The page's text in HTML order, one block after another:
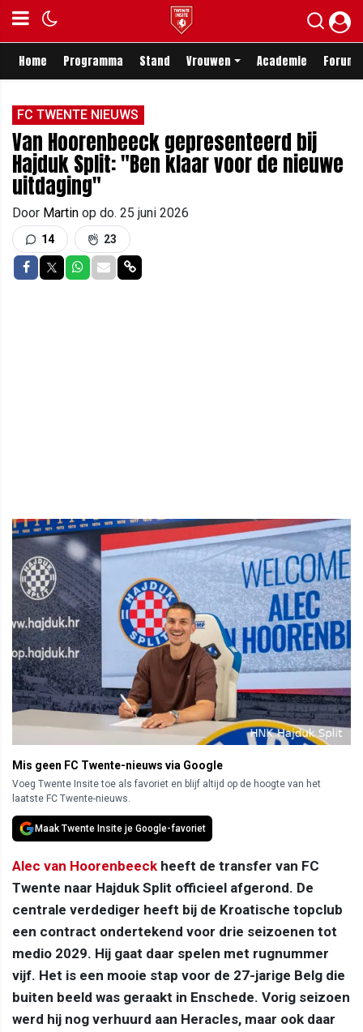
Home Programma Stand Vrouwen Academie Forum
FC TWENTE NIEUWS
Van Hoorenbeeck gepresenteerd bij
Hajduk Split: "Ben klaar voor de nieuwe
uitdaging"
Door Martin op do. 25 juni 2026
14 23
Delen op Facebook
Delen op Twitter
Delen op Whatsapp
Delen via Mail
Delen via link
Mis geen FC Twente-nieuws via Google
Voeg Twente Insite toe als favoriet en blijf altijd op de hoogte van het
laatste FC Twente-nieuws.
Maak Twente Insite je Google-favoriet
Alec van Hoorenbeeck heeft de transfer van FC
Twente naar Hajduk Split officieel afgerond. De
centrale verdediger heeft bij de Kroatische topclub
een contract ondertekend voor drie seizoenen tot
medio 2029. Hij gaat daar spelen met rugnummer
vijf. Het is een mooie stap voor de 27-jarige Belg die
buiten beeld was geraakt in Enschede. Vorig seizoen
werd hij nog verhuurd aan Heracles, maar ook daar